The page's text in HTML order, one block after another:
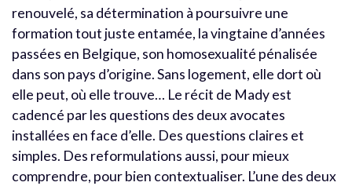
renouvelé, sa détermination à poursuivre une
formation tout juste entamée, la vingtaine d’années
passées en Belgique, son homosexualité pénalisée
dans son pays d’origine. Sans logement, elle dort où
elle peut, où elle trouve… Le récit de Mady est
cadencé par les questions des deux avocates
installées en face d’elle. Des questions claires et
simples. Des reformulations aussi, pour mieux
comprendre, pour bien contextualiser. L’une des deux